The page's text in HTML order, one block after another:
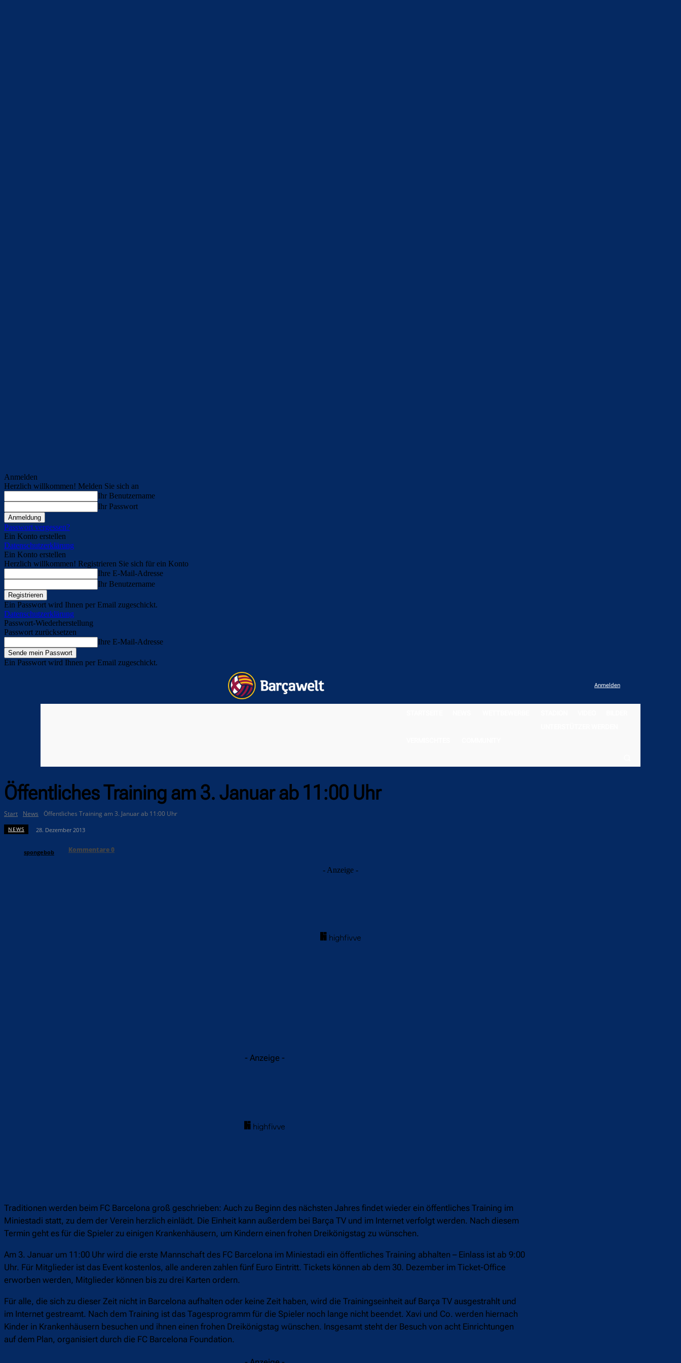
Anmelden
Herzlich willkommen! Melden Sie sich an
Ihr Benutzername
Ihr Passwort
Passwort vergessen?
Ein Konto erstellen
Datenschutzerklärung
Ein Konto erstellen
Herzlich willkommen! Registrieren Sie sich für ein Konto
Ihre E-Mail-Adresse
Ihr Benutzername
Ein Passwort wird Ihnen per Email zugeschickt.
Datenschutzerklärung
Passwort-Wiederherstellung
Passwort zurücksetzen
Ihre E-Mail-Adresse
Ein Passwort wird Ihnen per Email zugeschickt.
Anmelden
Öffentliches Training am 3. Januar ab 11:00 Uhr
Start News Öffentliches Training am 3. Januar ab 11:00 Uhr
NEWS 28. Dezember 2013
spongebob Kommentare0
- Anzeige -
- Anzeige -
Traditionen werden beim FC Barcelona groß geschrieben: Auch zu Beginn des nächsten Jahres findet wieder ein öffentliches Training im
Miniestadi statt, zu dem der Verein herzlich einlädt. Die Einheit kann außerdem bei Barça TV und im Internet verfolgt werden. Nach diesem
Termin geht es für die Spieler zu einigen Krankenhäusern, um Kindern einen frohen Dreikönigstag zu wünschen.
Am 3. Januar um 11:00 Uhr wird die erste Mannschaft des FC Barcelona im Miniestadi ein öffentliches Training abhalten – Einlass ist ab 9:00
Uhr. Für Mitglieder ist das Event kostenlos, alle anderen zahlen fünf Euro Eintritt. Tickets können ab dem 30. Dezember im Ticket-Office
erworben werden, Mitglieder können bis zu drei Karten ordern.
Für alle, die sich zu dieser Zeit nicht in Barcelona aufhalten oder keine Zeit haben, wird die Trainingseinheit auf Barça TV ausgestrahlt und
im Internet gestreamt. Nach dem Training ist das Tagesprogramm für die Spieler noch lange nicht beendet. Xavi und Co. werden hiernach
Kinder in Krankenhäusern besuchen und ihnen einen frohen Dreikönigstag wünschen. Insgesamt steht der Besuch von acht Einrichtungen
auf dem Plan, organisiert durch die FC Barcelona Foundation.